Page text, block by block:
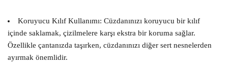
Koruyucu Kılıf Kullanımı: Cüzdanınızı koruyucu bir kılıf
içinde saklamak, çizilmelere karşı ekstra bir koruma sağlar.
Özellikle çantanızda taşırken, cüzdanınızı diğer sert nesnelerden
ayırmak önemlidir.